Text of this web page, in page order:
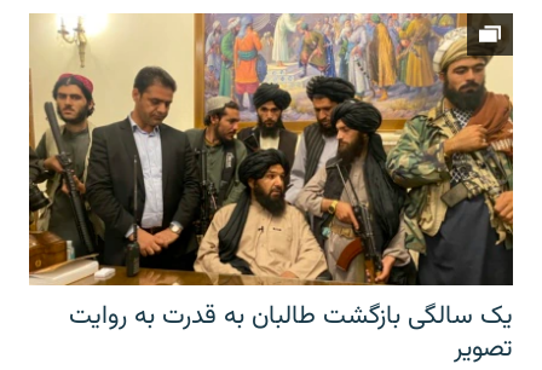
یک سالگی بازگشت طالبان به قدرت به روایت
تصویر